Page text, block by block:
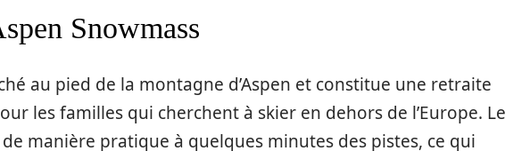
Snowmass
au pied de la montagne d’Aspen et constitue une retraite
les familles qui cherchent à skier en dehors de l’Europe. Le
manière pratique à quelques minutes des pistes, ce qui